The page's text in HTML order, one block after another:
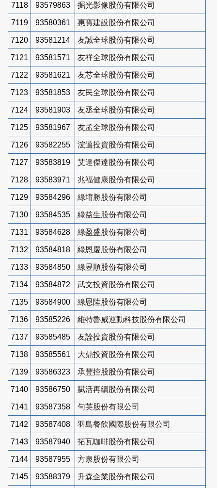
7118 93579863 掘光影像股份有限公司
7119 93580361 惠寶建設股份有限公司
7120 93581214 友誠全球股份有限公司
7121 93581571 友祥全球股份有限公司
7122 93581621 友芯全球股份有限公司
7123 93581853 友民全球股份有限公司
7124 93581903 友丞全球股份有限公司
7125 93581967 友孟全球股份有限公司
7126 93582255 浤邁投資股份有限公司
7127 93583819 艾達傑達股份有限公司
7128 93583971 兆福健康股份有限公司
7129 93584296 綠堉勝股份有限公司
7130 93584535 綠益生股份有限公司
7131 93584628 綠盈盛股份有限公司
7132 93584818 綠恩慶股份有限公司
7133 93584850 綠昱順股份有限公司
7134 93584872 武文投資股份有限公司
7135 93584900 綠恩陞股份有限公司
7136 93585226 維特魯威運動科技股份有限公司
7137 93585485 友詮投資股份有限公司
7138 93585561 大鼎投資股份有限公司
7139 93586323 承豐控股股份有限公司
7140 93586750 賦活再續股份有限公司
7141 93587358 勻英股份有限公司
7142 93587408 羽島餐飲國際股份有限公司
7143 93587940 拓瓦咖啡股份有限公司
7144 93587955 方泉股份有限公司
7145 93588379 升森企業股份有限公司